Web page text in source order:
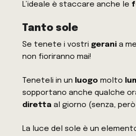
L’ideale è staccare anche le
Tanto sole
Se tenete i vostri gerani a
non fioriranno mai!
Teneteli in un luogo molto
sopportano anche qualche
diretta al giorno (senza,
La luce del sole è un